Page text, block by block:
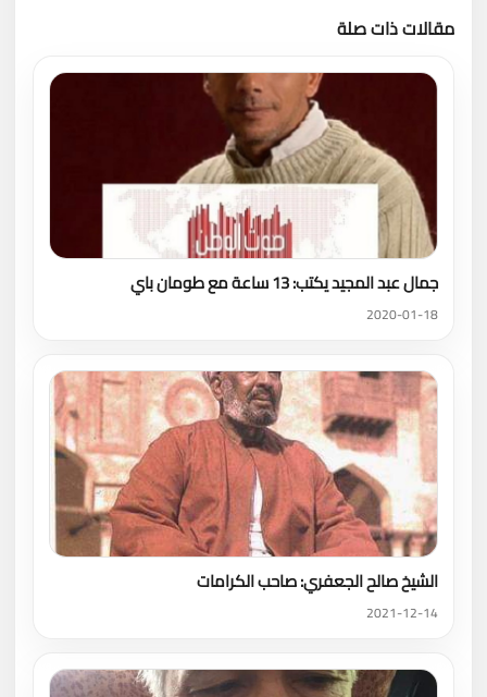
مقالات ذات صلة
جمال عبد المجيد يكتب: 13 ساعة مع طومان باي
2020-01-18
الشيخ صالح الجعفري: صاحب الكرامات
2021-12-14